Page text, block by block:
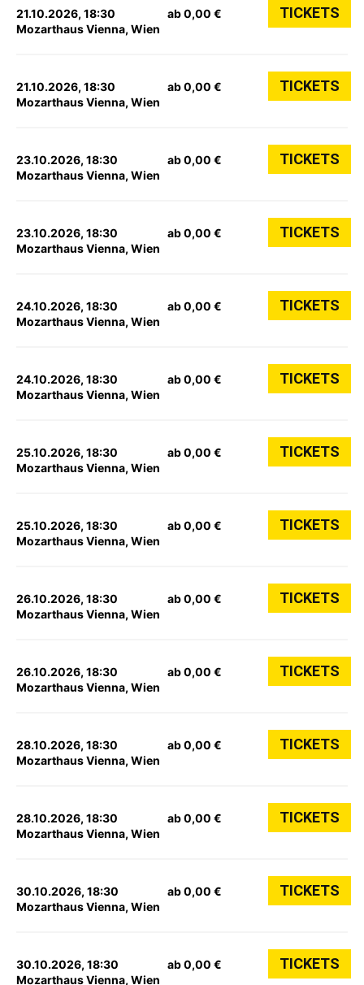
21.10.2026, 18:30
Mozarthaus Vienna, Wien
ab 0,00 € TICKETS
21.10.2026, 18:30
Mozarthaus Vienna, Wien
ab 0,00 € TICKETS
23.10.2026, 18:30
Mozarthaus Vienna, Wien
ab 0,00 € TICKETS
23.10.2026, 18:30
Mozarthaus Vienna, Wien
ab 0,00 € TICKETS
24.10.2026, 18:30
Mozarthaus Vienna, Wien
ab 0,00 € TICKETS
24.10.2026, 18:30
Mozarthaus Vienna, Wien
ab 0,00 € TICKETS
25.10.2026, 18:30
Mozarthaus Vienna, Wien
ab 0,00 € TICKETS
25.10.2026, 18:30
Mozarthaus Vienna, Wien
ab 0,00 € TICKETS
26.10.2026, 18:30
Mozarthaus Vienna, Wien
ab 0,00 € TICKETS
26.10.2026, 18:30
Mozarthaus Vienna, Wien
ab 0,00 € TICKETS
28.10.2026, 18:30
Mozarthaus Vienna, Wien
ab 0,00 € TICKETS
28.10.2026, 18:30
Mozarthaus Vienna, Wien
ab 0,00 € TICKETS
30.10.2026, 18:30
Mozarthaus Vienna, Wien
ab 0,00 € TICKETS
30.10.2026, 18:30
Mozarthaus Vienna, Wien
ab 0,00 € TICKETS